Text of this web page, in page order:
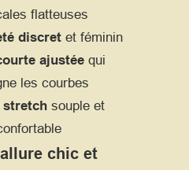
flatteuses
discretet féminin
ajustée qui
les courbes
stretchsouple et
chic et